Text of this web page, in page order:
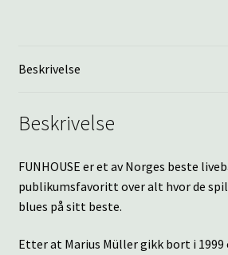
Beskrivelse
Beskrivelse
FUNHOUSE er et av Norges beste
publikumsfavoritt over alt hvor de
blues på sitt beste.
Etter at Marius Müller gikk bort i 1999